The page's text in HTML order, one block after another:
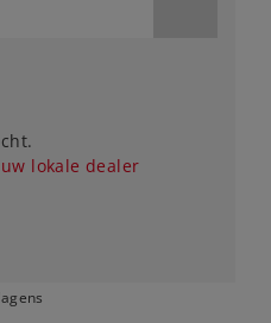
lokale dealer